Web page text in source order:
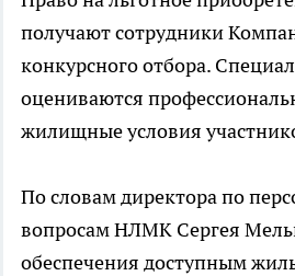
получают сотрудники
конкурсного отбора.
оцениваются
жилищные условия
По словам директора по
вопросам НЛМК Сергея
обеспечения доступным